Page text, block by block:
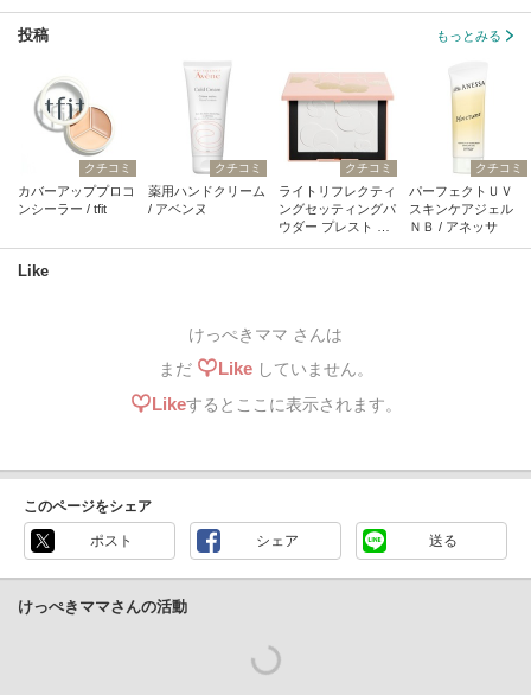
投稿 もっとみる
クチコミ
カバーアッププロコ
ンシーラー / tfit
クチコミ
薬用ハンドクリーム
/ アベンヌ
クチコミ
ライトリフレクティ
ングセッティングパ
ウダー プレスト N /
クチコミ
パーフェクトＵＶ
スキンケアジェル
ＮＢ / アネッサ
Like
けっぺきママ さんは
まだ
Likeしていません。
Likeするとここに表示されます。
このページをシェア
ポスト シェア 送る
けっぺきママさんの活動